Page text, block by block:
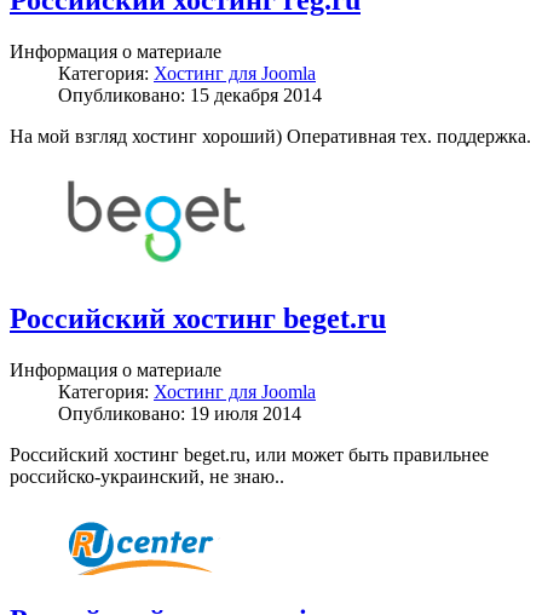
Информация о материале
Категория: Хостинг для Joomla
Опубликовано: 15 декабря 2014
На мой взгляд хостинг хороший) Оперативная тех. поддержка.
Российский хостинг beget.ru
Информация о материале
Категория: Хостинг для Joomla
Опубликовано: 19 июля 2014
Российский хостинг beget.ru, или может быть правильнее
российско-украинский, не знаю..